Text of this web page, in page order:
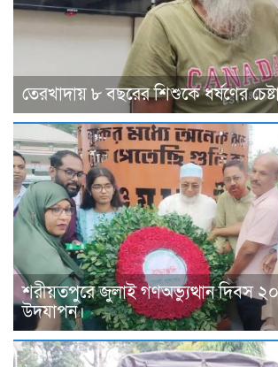
তেরখাদায় ৮ বছরের শিশুকে ধর্ষণের
শরীয়তপুরে জুলাই গণঅভ্যুত্থান দিবস
উদযাপন।